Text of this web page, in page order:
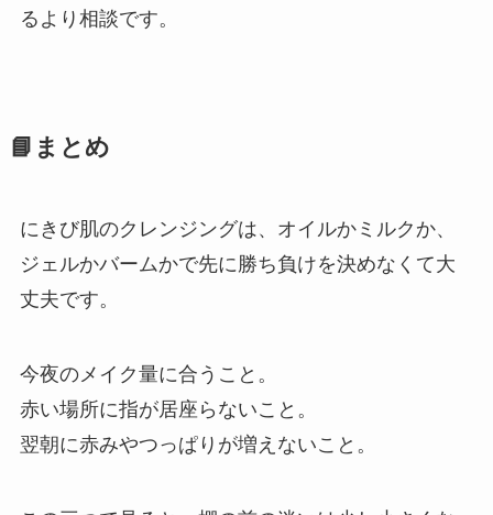
るより相談です。
📘まとめ
にきび肌のクレンジングは、オイルかミルクか、
ジェルかバームかで先に勝ち負けを決めなくて大
丈夫です。
今夜のメイク量に合うこと。
赤い場所に指が居座らないこと。
翌朝に赤みやつっぱりが増えないこと。